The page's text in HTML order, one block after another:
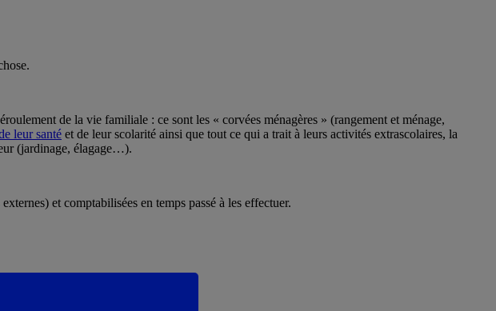
de la vie familiale : ce sont les « corvées ménagères » (rangement et ménage,
leur santé et de leur scolarité ainsi que tout ce qui a trait à leurs activités extrascolaires, la
(jardinage, élagage…).
et comptabilisées en temps passé à les effectuer.